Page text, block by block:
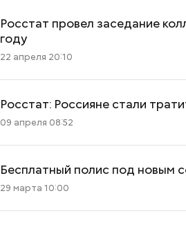
Росстат провел заседание
году
22 апреля 20:10
Росстат: Россияне стали
09 апреля 08:52
Бесплатный полис под новым
29 марта 10:00